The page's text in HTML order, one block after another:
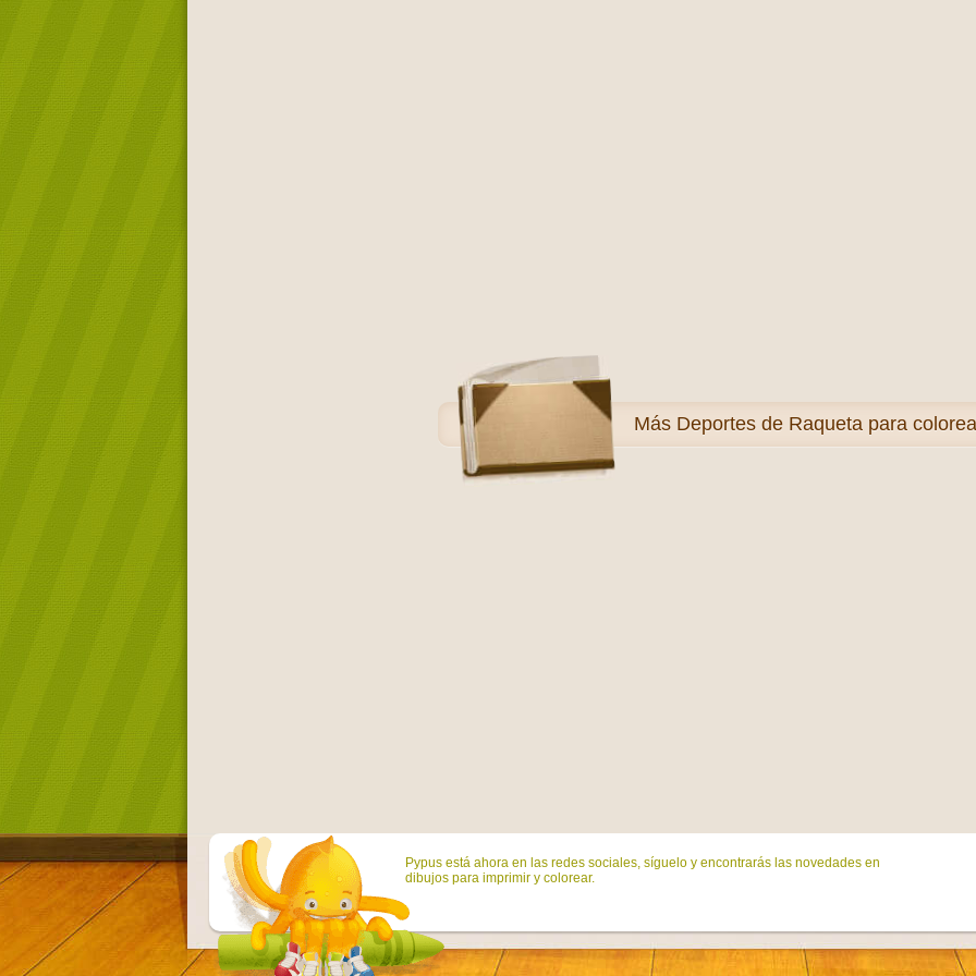
Más Deportes de Raqueta para
Pypus está ahora en las redes sociales, síguelo y encontrarás las novedades en
dibujos para imprimir y colorear.